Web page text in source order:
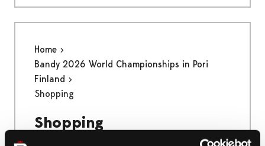
Home
Bandy 2026 World Championships in Pori
Finland
Shopping
Shopping